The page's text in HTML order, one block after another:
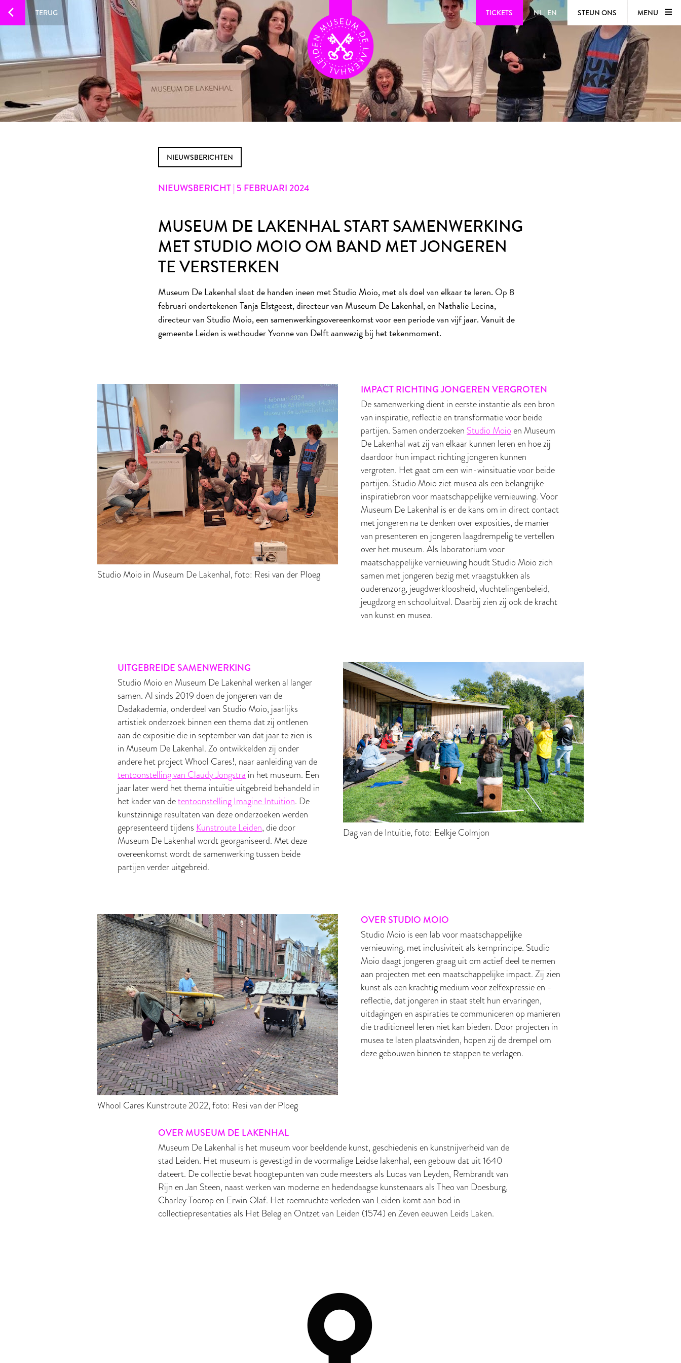
TERUG TICKETS NL| EN STEUN ONS MENU
NIEUWSBERICHTEN
NIEUWSBERICHT | 5 FEBRUARI 2024
MUSEUM DE LAKENHAL START SAMENWERKING
MET STUDIO MOIO OM BAND MET JONGEREN
TE VERSTERKEN
Museum De Lakenhal slaat de handen ineen met Studio Moio, met als doel van elkaar te leren. Op 8
februari ondertekenen Tanja Elstgeest, directeur van Museum De Lakenhal, en Nathalie Lecina,
directeur van Studio Moio, een samenwerkingsovereenkomst voor een periode van vijf jaar. Vanuit de
gemeente Leiden is wethouder Yvonne van Delft aanwezig bij het tekenmoment.
Studio Moio in Museum De Lakenhal, foto: Resi van der Ploeg
IMPACT RICHTING JONGEREN VERGROTEN
De samenwerking dient in eerste instantie als een bron
van inspiratie, reflectie en transformatie voor beide
partijen. Samen onderzoeken Studio Moioen Museum
De Lakenhal wat zij van elkaar kunnen leren en hoe zij
daardoor hun impact richting jongeren kunnen
vergroten. Het gaat om een win-winsituatie voor beide
partijen. Studio Moio ziet musea als een belangrijke
inspiratiebron voor maatschappelijke vernieuwing. Voor
Museum De Lakenhal is er de kans om in direct contact
met jongeren na te denken over exposities, de manier
van presenteren en jongeren laagdrempelig te vertellen
over het museum. Als laboratorium voor
maatschappelijke vernieuwing houdt Studio Moio zich
samen met jongeren bezig met vraagstukken als
ouderenzorg, jeugdwerkloosheid, vluchtelingenbeleid,
jeugdzorg en schooluitval. Daarbij zien zij ook de kracht
van kunst en musea.
UITGEBREIDE SAMENWERKING
Studio Moio en Museum De Lakenhal werken al langer
samen. Al sinds 2019 doen de jongeren van de
Dadakademia, onderdeel van Studio Moio, jaarlijks
artistiek onderzoek binnen een thema dat zij ontlenen
aan de expositie die in september van dat jaar te zien is
in Museum De Lakenhal. Zo ontwikkelden zij onder
andere het project Whool Cares!, naar aanleiding van de
tentoonstelling van Claudy Jongstra in het museum. Een
jaar later werd het thema intuïtie uitgebreid behandeld in
het kader van detentoonstelling Imagine Intuition. De
kunstzinnige resultaten van deze onderzoeken werden
gepresenteerd tijdens Kunstroute Leiden, die door
Museum De Lakenhal wordt georganiseerd. Met deze
overeenkomst wordt de samenwerking tussen beide
partijen verder uitgebreid.
Dag van de Intuïtie, foto: Eelkje Colmjon
Whool Cares Kunstroute 2022, foto: Resi van der Ploeg
OVER STUDIO MOIO
Studio Moio is een lab voor maatschappelijke
vernieuwing, met inclusiviteit als kernprincipe. Studio
Moio daagt jongeren graag uit om actief deel te nemen
aan projecten met een maatschappelijke impact. Zij zien
kunst als een krachtig medium voor zelfexpressie en -
reflectie, dat jongeren in staat stelt hun ervaringen,
uitdagingen en aspiraties te communiceren op manieren
die traditioneel leren niet kan bieden. Door projecten in
musea te laten plaatsvinden, hopen zij de drempel om
deze gebouwen binnen te stappen te verlagen.
OVER MUSEUM DE LAKENHAL
Museum De Lakenhal is het museum voor beeldende kunst, geschiedenis en kunstnijverheid van de
stad Leiden. Het museum is gevestigd in de voormalige Leidse lakenhal, een gebouw dat uit 1640
dateert. De collectie bevat hoogtepunten van oude meesters als Lucas van Leyden, Rembrandt van
Rijn en Jan Steen, naast werken van moderne en hedendaagse kunstenaars als Theo van Doesburg,
Charley Toorop en Erwin Olaf. Het roemruchte verleden van Leiden komt aan bod in
collectiepresentaties als Het Beleg en Ontzet van Leiden (1574) en Zeven eeuwen Leids Laken.